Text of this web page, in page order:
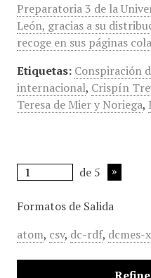
Preparatoria 3 de la
León, gracias a su
recoge en sus páginas
Etiquetas: Conspiración
internacional, Crispín
Teresa de Mier y Noriega,
de 5
Formatos de Salida
atom, csv, dc-rdf, dcmes-